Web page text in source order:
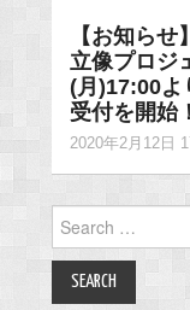
【お知ら
立像プロジ
(月)17:00よ
受付を開始！
2020年2月12日
for: